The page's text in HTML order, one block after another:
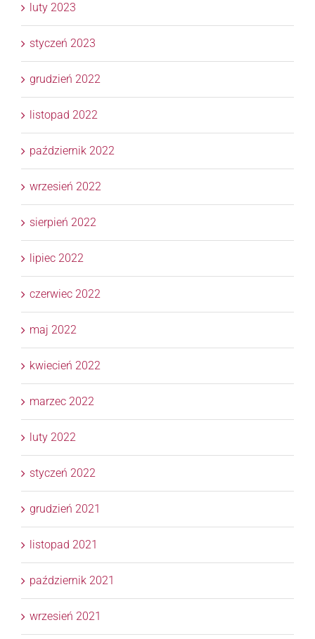
luty 2023
styczeń 2023
grudzień 2022
listopad 2022
październik 2022
wrzesień 2022
sierpień 2022
lipiec 2022
czerwiec 2022
maj 2022
kwiecień 2022
marzec 2022
luty 2022
styczeń 2022
grudzień 2021
listopad 2021
październik 2021
wrzesień 2021